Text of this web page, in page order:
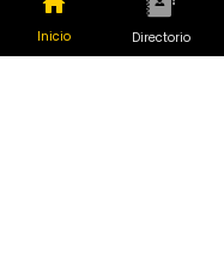
Inicio Directorio